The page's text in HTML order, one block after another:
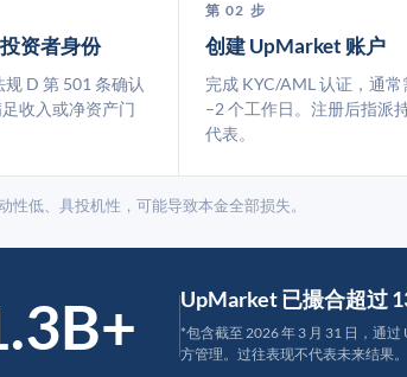
资者身份
规 D 第 501 条确认
收入或净资产门
第 02 步
创建 UpMarket 账户
完成 KYC/AML 认证，通常
–2 个工作日。注册后指派
代表。
性低、具投机性，可能导致本金全部损失。
UpMarket 已撮合超过
*包含截至 2026 年 3 月 31 日，通
方管理。过往表现不代表未来结果。